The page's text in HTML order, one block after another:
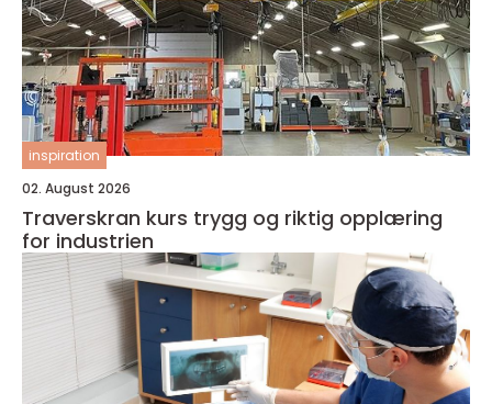
inspiration
02. August 2026
Traverskran kurs trygg og riktig opplæring
for industrien